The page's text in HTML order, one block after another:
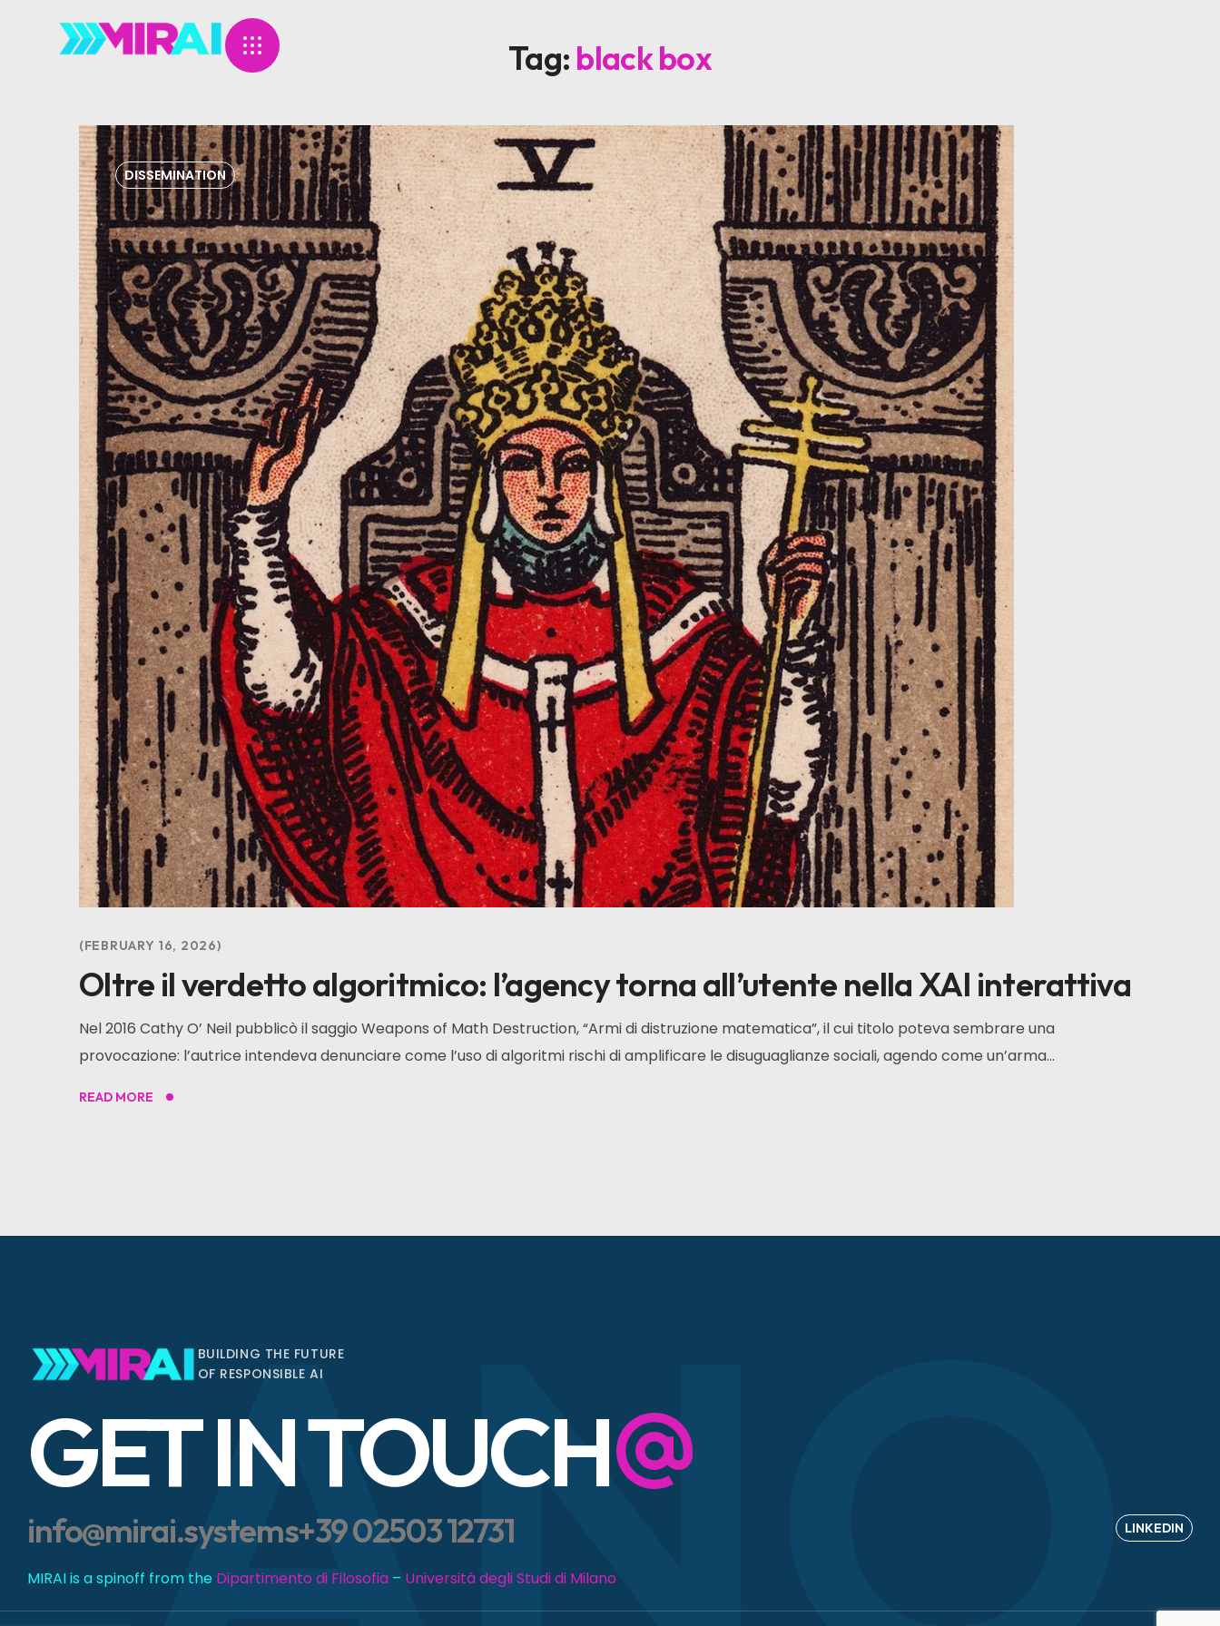
Tag: black box
DISSEMINATION
FEBRUARY 16, 2026
Oltre il verdetto algoritmico: l’agency torna all’utente nella XAI interattiva
Nel 2016 Cathy O’ Neil pubblicò il saggio Weapons of Math Destruction, “Armi di distruzione matematica”, il cui titolo poteva sembrare una
provocazione: l’autrice intendeva denunciare come l’uso di algoritmi rischi di amplificare le disuguaglianze sociali, agendo come un’arma...
READ MORE
BUILDING THE FUTURE
OF RESPONSIBLE AI
GET IN TOUCH
info@mirai.systems+39 02503 12731 LINKEDIN
MIRAI is a spinoff from the Dipartimento di Filosofia – Università degli Studi di Milano